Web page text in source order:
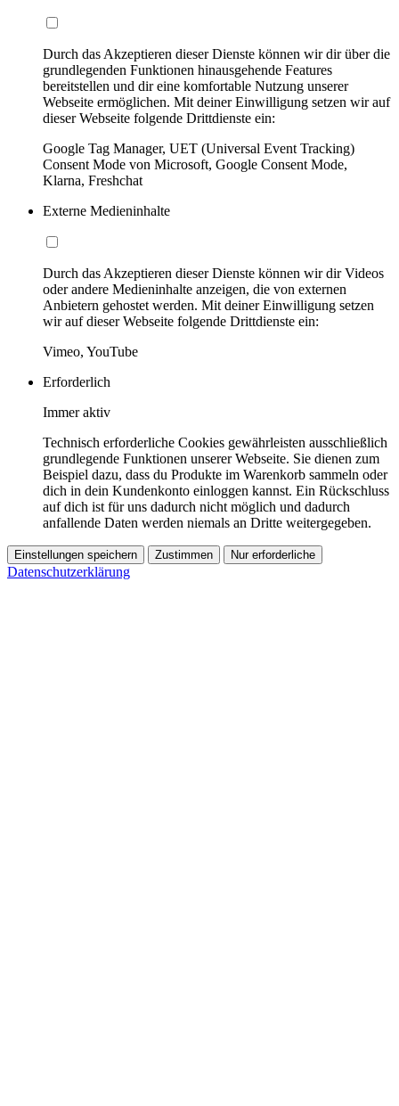
Durch das Akzeptieren dieser Dienste können wir dir über die
grundlegenden Funktionen hinausgehende Features
bereitstellen und dir eine komfortable Nutzung unserer
Webseite ermöglichen. Mit deiner Einwilligung setzen wir auf
dieser Webseite folgende Drittdienste ein:
Google Tag Manager, UET (Universal Event Tracking)
Consent Mode von Microsoft, Google Consent Mode,
Klarna, Freshchat
Externe Medieninhalte
Durch das Akzeptieren dieser Dienste können wir dir Videos
oder andere Medieninhalte anzeigen, die von externen
Anbietern gehostet werden. Mit deiner Einwilligung setzen
wir auf dieser Webseite folgende Drittdienste ein:
Vimeo, YouTube
Erforderlich
Immer aktiv
Technisch erforderliche Cookies gewährleisten ausschließlich
grundlegende Funktionen unserer Webseite. Sie dienen zum
Beispiel dazu, dass du Produkte im Warenkorb sammeln oder
dich in dein Kundenkonto einloggen kannst. Ein Rückschluss
auf dich ist für uns dadurch nicht möglich und dadurch
anfallende Daten werden niemals an Dritte weitergegeben.
Einstellungen speichern Zustimmen Nur erforderliche
Datenschutzerklärung